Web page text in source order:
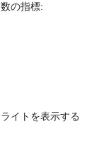
の指標:
イトを表示する